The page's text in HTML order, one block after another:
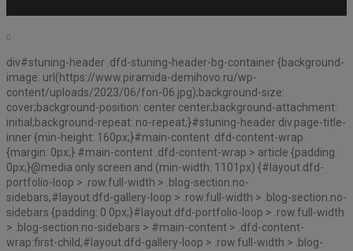
div#stuning-header .dfd-stuning-header-bg-container {background-
image: url(https://www.piramida-demihovo.ru/wp-
content/uploads/2023/06/fon-06.jpg);background-size:
cover;background-position: center center;background-attachment:
initial;background-repeat: no-repeat;}#stuning-header div.page-title-
inner {min-height: 160px;}#main-content .dfd-content-wrap
{margin: 0px;} #main-content .dfd-content-wrap > article {padding:
0px;}@media only screen and (min-width: 1101px) {#layout.dfd-
portfolio-loop > .row.full-width > .blog-section.no-
sidebars,#layout.dfd-gallery-loop > .row.full-width > .blog-section.no-
sidebars {padding: 0 0px;}#layout.dfd-portfolio-loop > .row.full-width
> .blog-section.no-sidebars > #main-content > .dfd-content-
wrap:first-child,#layout.dfd-gallery-loop > .row.full-width > .blog-